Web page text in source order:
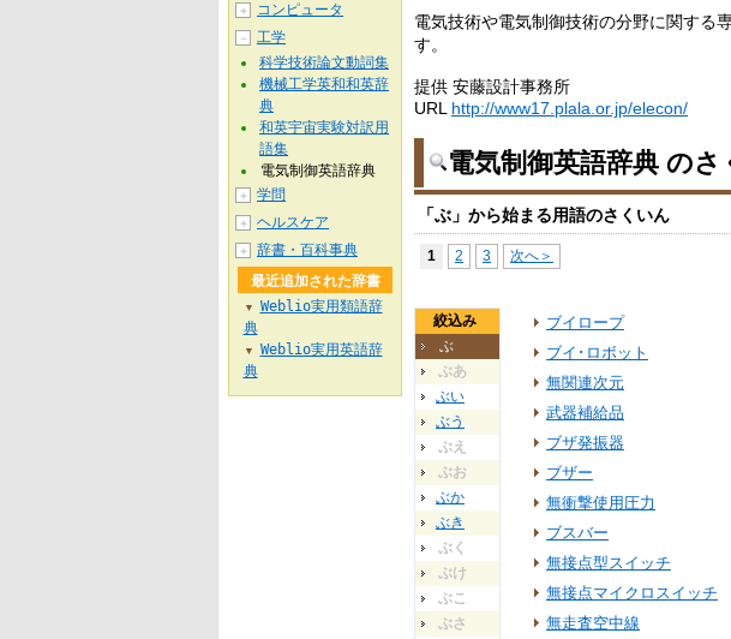
電気技術や電気制御技術の分野に関する
す。
提供 安藤設計事務所
URL http://www17.plala.or.jp/elecon/
電気制御英語辞典 のさ
「ぶ」から始まる用語のさくいん
1 2 3 次へ＞
絞込み
ぶ
ぶあ
ぶい
ぶう
ぶえ
ぶお
ぶか
ぶき
ぶく
ぶけ
ぶこ
ぶさ
ブイロープ
ブイ･ロボット
無関連次元
武器補給品
ブザ発振器
ブザー
無衝撃使用圧力
ブスバー
無接点型スイッチ
無接点マイクロスイッチ
無走査空中線
＋ コンピュータ
－
工学
科学技術論文動詞集
機械工学英和和英辞
典
和英宇宙実験対訳用
語集
電気制御英語辞典
＋ 学問
＋ ヘルスケア
＋
辞書・百科事典
最近追加された辞書
▼
Weblio実用類語辞
典
▼
Weblio実用英語辞
典